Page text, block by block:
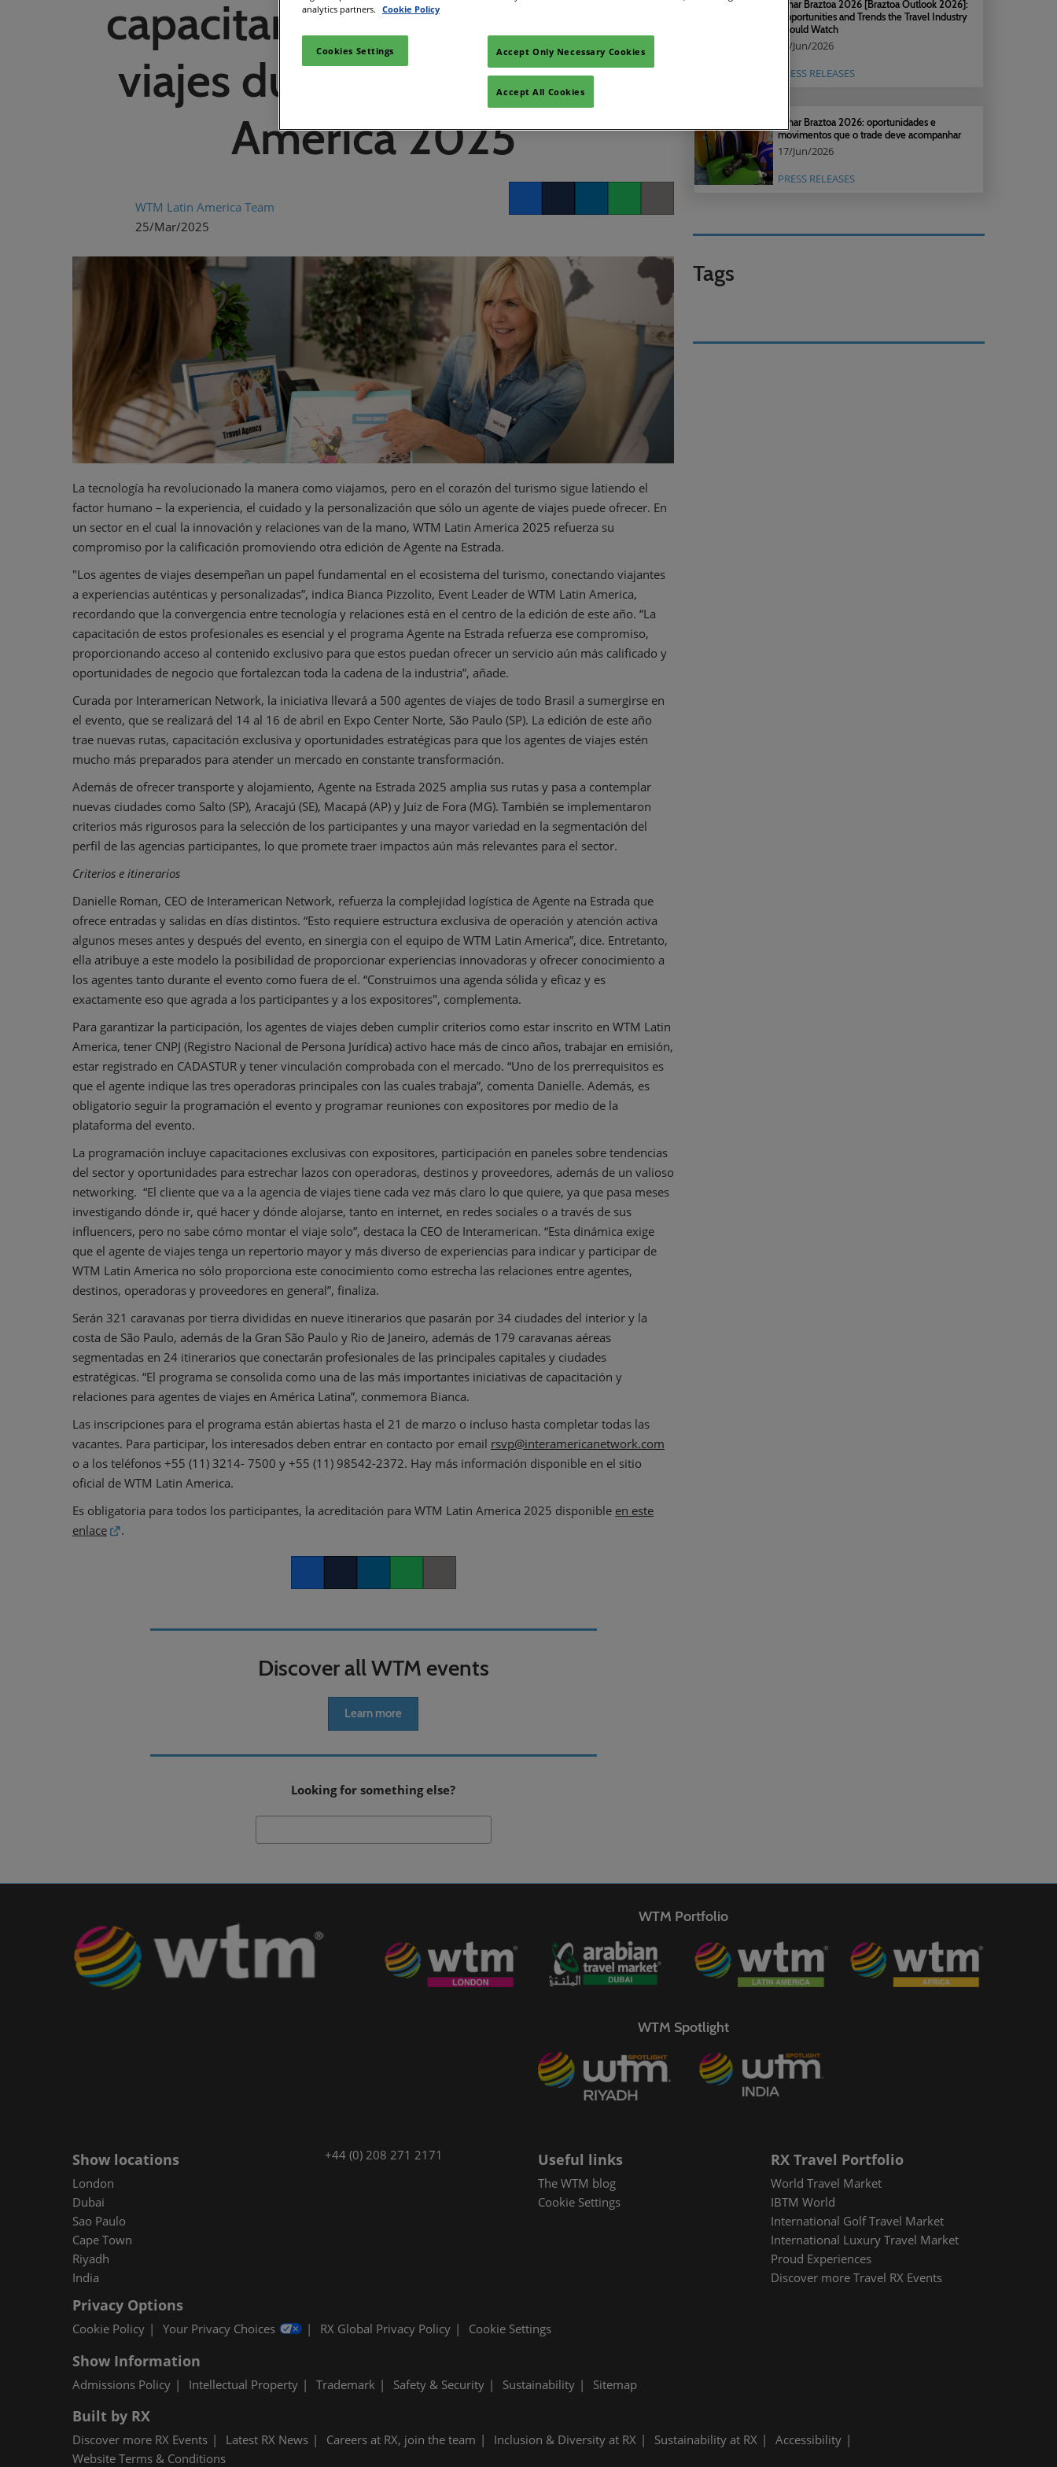
capacitará 500 agentes de
viajes durante WTM Latin
America 2025
WTM Latin America Team
25/Mar/2025
La tecnología ha revolucionado la manera como viajamos, pero en el corazón del turismo sigue latiendo el
factor humano – la experiencia, el cuidado y la personalización que sólo un agente de viajes puede ofrecer. En
un sector en el cual la innovación y relaciones van de la mano, WTM Latin America 2025 refuerza su
compromiso por la calificación promoviendo otra edición de Agente na Estrada.
"Los agentes de viajes desempeñan un papel fundamental en el ecosistema del turismo, conectando viajantes
a experiencias auténticas y personalizadas”, indica Bianca Pizzolito, Event Leader de WTM Latin America,
recordando que la convergencia entre tecnología y relaciones está en el centro de la edición de este año. “La
capacitación de estos profesionales es esencial y el programa Agente na Estrada refuerza ese compromiso,
proporcionando acceso al contenido exclusivo para que estos puedan ofrecer un servicio aún más calificado y
oportunidades de negocio que fortalezcan toda la cadena de la industria”, añade.
Curada por Interamerican Network, la iniciativa llevará a 500 agentes de viajes de todo Brasil a sumergirse en
el evento, que se realizará del 14 al 16 de abril en Expo Center Norte, São Paulo (SP). La edición de este año
trae nuevas rutas, capacitación exclusiva y oportunidades estratégicas para que los agentes de viajes estén
mucho más preparados para atender un mercado en constante transformación.
Además de ofrecer transporte y alojamiento, Agente na Estrada 2025 amplia sus rutas y pasa a contemplar
nuevas ciudades como Salto (SP), Aracajú (SE), Macapá (AP) y Juiz de Fora (MG). También se implementaron
criterios más rigurosos para la selección de los participantes y una mayor variedad en la segmentación del
perfil de las agencias participantes, lo que promete traer impactos aún más relevantes para el sector.
Criterios e itinerarios
Danielle Roman, CEO de Interamerican Network, refuerza la complejidad logística de Agente na Estrada que
ofrece entradas y salidas en días distintos. “Esto requiere estructura exclusiva de operación y atención activa
algunos meses antes y después del evento, en sinergia con el equipo de WTM Latin America”, dice. Entretanto,
ella atribuye a este modelo la posibilidad de proporcionar experiencias innovadoras y ofrecer conocimiento a
los agentes tanto durante el evento como fuera de el. “Construimos una agenda sólida y eficaz y es
exactamente eso que agrada a los participantes y a los expositores", complementa.
Para garantizar la participación, los agentes de viajes deben cumplir criterios como estar inscrito en WTM Latin
America, tener CNPJ (Registro Nacional de Persona Jurídica) activo hace más de cinco años, trabajar en emisión,
estar registrado en CADASTUR y tener vinculación comprobada con el mercado. “Uno de los prerrequisitos es
que el agente indique las tres operadoras principales con las cuales trabaja”, comenta Danielle. Además, es
obligatorio seguir la programación el evento y programar reuniones con expositores por medio de la
plataforma del evento.
La programación incluye capacitaciones exclusivas con expositores, participación en paneles sobre tendencias
del sector y oportunidades para estrechar lazos con operadoras, destinos y proveedores, además de un valioso
networking. “El cliente que va a la agencia de viajes tiene cada vez más claro lo que quiere, ya que pasa meses
investigando dónde ir, qué hacer y dónde alojarse, tanto en internet, en redes sociales o a través de sus
influencers, pero no sabe cómo montar el viaje solo”, destaca la CEO de Interamerican. “Esta dinámica exige
que el agente de viajes tenga un repertorio mayor y más diverso de experiencias para indicar y participar de
WTM Latin America no sólo proporciona este conocimiento como estrecha las relaciones entre agentes,
destinos, operadoras y proveedores en general”, finaliza.
Serán 321 caravanas por tierra divididas en nueve itinerarios que pasarán por 34 ciudades del interior y la
costa de São Paulo, además de la Gran São Paulo y Rio de Janeiro, además de 179 caravanas aéreas
segmentadas en 24 itinerarios que conectarán profesionales de las principales capitales y ciudades
estratégicas. “El programa se consolida como una de las más importantes iniciativas de capacitación y
relaciones para agentes de viajes en América Latina”, conmemora Bianca.
Las inscripciones para el programa están abiertas hasta el 21 de marzo o incluso hasta completar todas las
vacantes. Para participar, los interesados deben entrar en contacto por email rsvp@interamericanetwork.com
o a los teléfonos +55 (11) 3214- 7500 y +55 (11) 98542-2372. Hay más información disponible en el sitio
oficial de WTM Latin America.
Es obligatoria para todos los participantes, la acreditación para WTM Latin America 2025 disponible en este
enlace
.
Discover all WTM events
Learn more
Looking for something else?
Olhar Braztoa 2026 [Braztoa Outlook 2026]:
Opportunities and Trends the Travel Industry
Should Watch
17/Jun/2026
PRESS RELEASES
Olhar Braztoa 2026: oportunidades e
movimentos que o trade deve acompanhar
17/Jun/2026
PRESS RELEASES
Tags
WTM Portfolio
WTM Spotlight
Show locations
London
Dubai
Sao Paulo
Cape Town
Riyadh
India
+44 (0) 208 271 2171 Useful links
The WTM blog
Cookie Settings
RX Travel Portfolio
World Travel Market
IBTM World
International Golf Travel Market
International Luxury Travel Market
Proud Experiences
Discover more Travel RX Events
Privacy Options
Cookie Policy Your Privacy Choices RX Global Privacy Policy Cookie Settings
Show Information
Admissions Policy Intellectual Property Trademark Safety & Security Sustainability Sitemap
Built by RX
Discover more RX Events Latest RX News Careers at RX, join the team Inclusion & Diversity at RX Sustainability at RX
Accessibility
Website Terms & Conditions
analytics partners. Cookie Policy
Cookies Settings Accept Only Necessary Cookies
Accept All Cookies